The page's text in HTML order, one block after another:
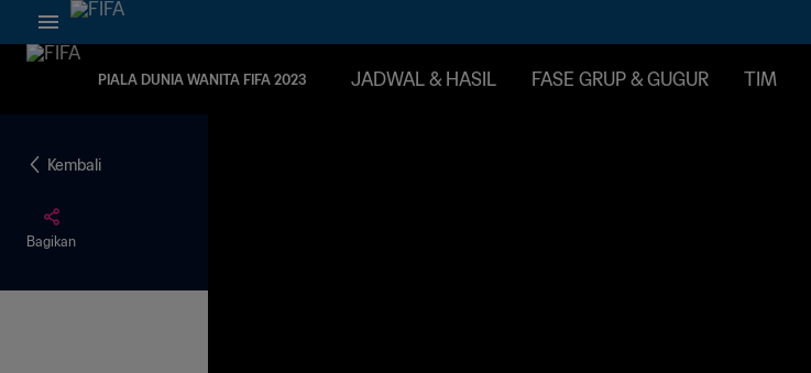
PIALA DUNIA WANITA FIFA 2023 JADWAL & HASIL FASE GRUP & GUGUR TIM
Kembali
Bagikan